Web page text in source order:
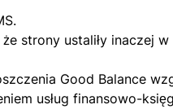
strony ustaliły inaczej
Good Balance
usług finansowo-